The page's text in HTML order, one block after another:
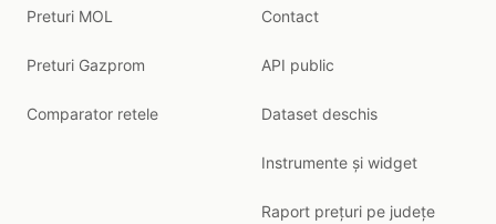
Preturi MOL
Preturi Gazprom
Comparator retele
Contact
API public
Dataset deschis
Instrumente și widget
Raport prețuri pe județe